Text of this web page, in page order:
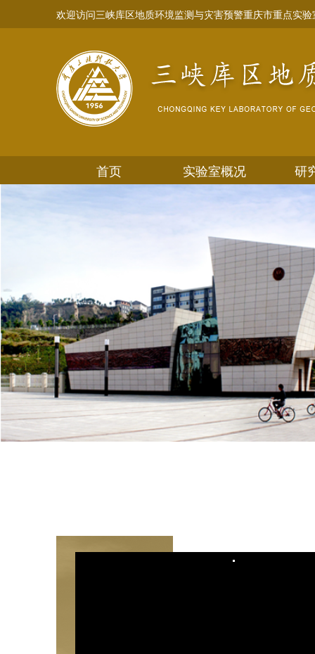
欢迎访问三峡库区地质环境监测与灾害预警重庆市重点实验
首页 实验室概况 研